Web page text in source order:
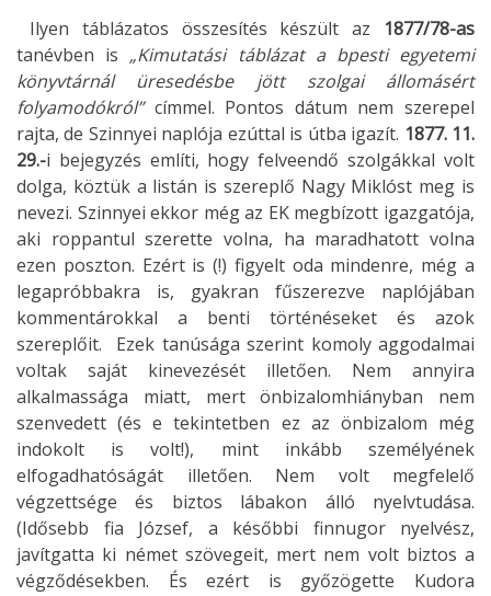
Ilyen táblázatos összesítés készült az 1877/78-as
tanévben is„Kimutatási táblázat a bpesti egyetemi
könyvtárnál üresedésbe jött szolgai állomásért
folyamodókról” címmel. Pontos dátum nem szerepel
rajta, de Szinnyei naplója ezúttal is útba igazít. 1877. 11.
29.-i bejegyzés említi, hogy felveendő szolgákkal volt
dolga, köztük a listán is szereplő Nagy Miklóst meg is
nevezi. Szinnyei ekkor még az EK megbízott igazgatója,
aki roppantul szerette volna, ha maradhatott volna
ezen poszton. Ezért is (!) figyelt oda mindenre, még a
legapróbbakra is, gyakran fűszerezve naplójában
kommentárokkal a benti történéseket és azok
szereplőit. Ezek tanúsága szerint komoly aggodalmai
voltak saját kinevezését illetően. Nem annyira
alkalmassága miatt, mert önbizalomhiányban nem
szenvedett (és e tekintetben ez az önbizalom még
indokolt is volt!), mint inkább személyének
elfogadhatóságát illetően. Nem volt megfelelő
végzettsége és biztos lábakon álló nyelvtudása.
(Idősebb fia József, a későbbi finnugor nyelvész,
javítgatta ki német szövegeit, mert nem volt biztos a
végződésekben. És ezért is győzögette Kudora